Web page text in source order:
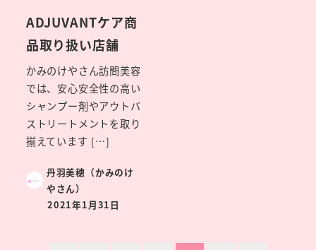
ADJUVANTケア商
品取り扱い店舗
かみのけやさん訪問美容
では、安心安全性の高い
シャンプー剤やアウトバ
ストリートメントを取り
揃えています […]
丹羽美穂（かみのけ
やさん）
2021年1月31日